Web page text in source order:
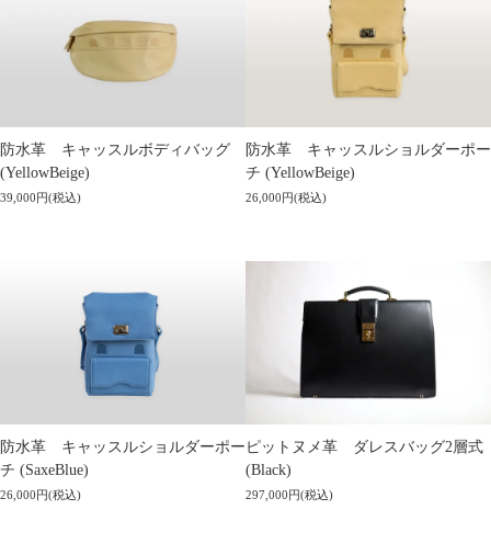
防水革 キャッスルボディバッグ
(YellowBeige)
39,000円(税込)
防水革 キャッスルショルダーポー
チ (YellowBeige)
26,000円(税込)
防水革 キャッスルショルダーポー
チ (SaxeBlue)
26,000円(税込)
ピットヌメ革 ダレスバッグ2層式
(Black)
297,000円(税込)